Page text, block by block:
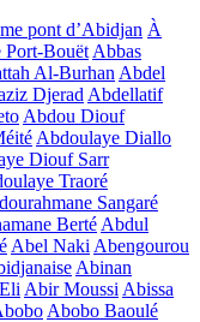
pont d’Abidjan À
Port-Bouët Abbas
Al-Burhan Abdel
Djerad Abdellatif
Abdou Diouf
Abdoulaye Diallo
Diouf Sarr
Traoré
Sangaré
Berté Abdul
Abel Naki Abengourou
Abinan
Abir Moussi Abissa
Abobo Baoulé